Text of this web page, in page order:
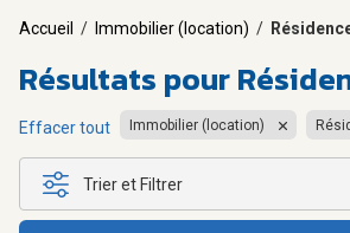
Accueil / Immobilier (location) /
Résultats pour
Effacer tout Immobilier (location)
Trier et Filtrer